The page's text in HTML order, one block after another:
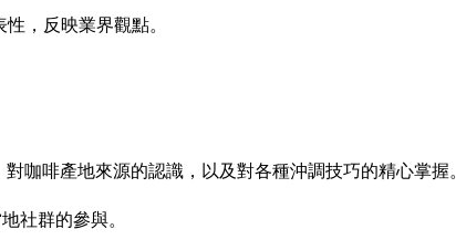
，反映業界觀點。
咖啡產地來源的認識，以及對各種沖調技巧的精心掌握。
社群的參與。